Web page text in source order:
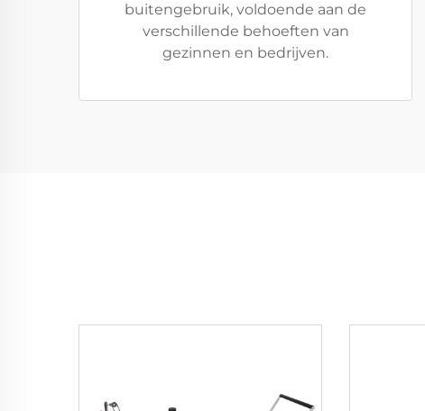
buitengebruik, voldoende aan de
verschillende behoeften van
gezinnen en bedrijven.